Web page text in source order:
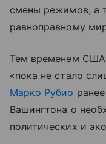
смены режимов, а
равноправному
Тем временем США
«пока не стало
Марко Рубио
Вашингтона о
политических и